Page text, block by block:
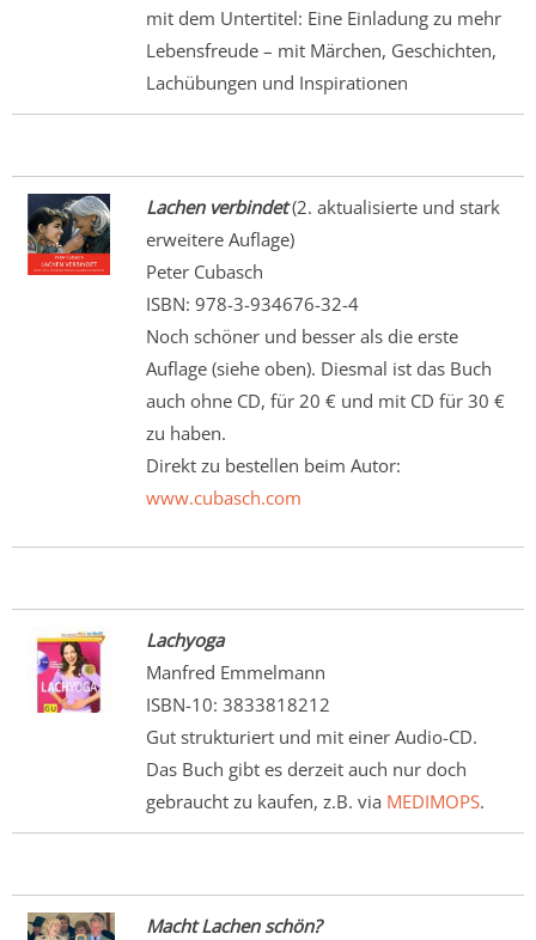
mit dem Untertitel: Eine Einladung zu mehr
Lebensfreude – mit Märchen, Geschichten,
Lachübungen und Inspirationen
Lachen verbindet(2. aktualisierte und stark
erweitere Auflage)
Peter Cubasch
ISBN: 978-3-934676-32-4
Noch schöner und besser als die erste
Auflage (siehe oben). Diesmal ist das Buch
auch ohne CD, für 20 € und mit CD für 30 €
zu haben.
Direkt zu bestellen beim Autor:
www.cubasch.com
Lachyoga
Manfred Emmelmann
ISBN-10: 3833818212
Gut strukturiert und mit einer Audio-CD.
Das Buch gibt es derzeit auch nur doch
gebraucht zu kaufen, z.B. via MEDIMOPS.
Macht Lachen schön?